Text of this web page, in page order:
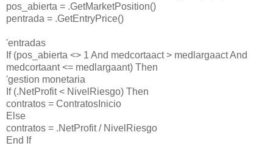
pos_abierta = .GetMarketPosition()
pentrada = .GetEntryPrice()
'entradas
If (pos_abierta <> 1 And medcortaact > medlargaact And
medcortaant <= medlargaant) Then
'gestion monetaria
If (.NetProfit < NivelRiesgo) Then
contratos = ContratosInicio
Else
contratos = .NetProfit / NivelRiesgo
End If